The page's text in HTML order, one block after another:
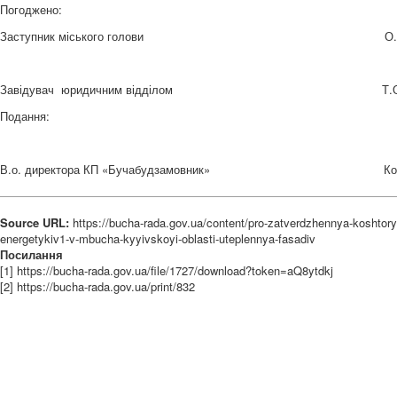
Погоджено:
Заступник міського голови
Завідувач юридичним відділом
Подання:
В.о. директора КП «Бучабудзамовник»
Source URL: https://bucha-rada.gov.ua/content/pro-zatverdzhennya-
energetykiv1-v-mbucha-kyyivskoyi-oblasti-uteplennya-fasadiv
Посилання
[1] https://bucha-rada.gov.ua/file/1727/download?token=aQ8ytdkj
[2] https://bucha-rada.gov.ua/print/832